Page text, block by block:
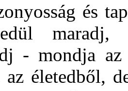
és
- mondja
az életedből,